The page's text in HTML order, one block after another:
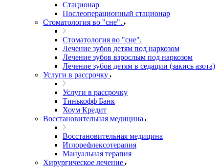
Стационар
Послеоперационный стационар
Стоматология во "сне".
Стоматология во "сне".
Лечение зубов детям под наркозом
Лечение зубов взрослым под наркозом
Лечение зубов детям в седации (закись азота)
Услуги в рассрочку
Услуги в рассрочку
Тинькофф Банк
Хоум Кредит
Восстановительная медицина
Восстановительная медицина
Иглорефлексотерапия
Мануальная терапия
Хирургическое лечение